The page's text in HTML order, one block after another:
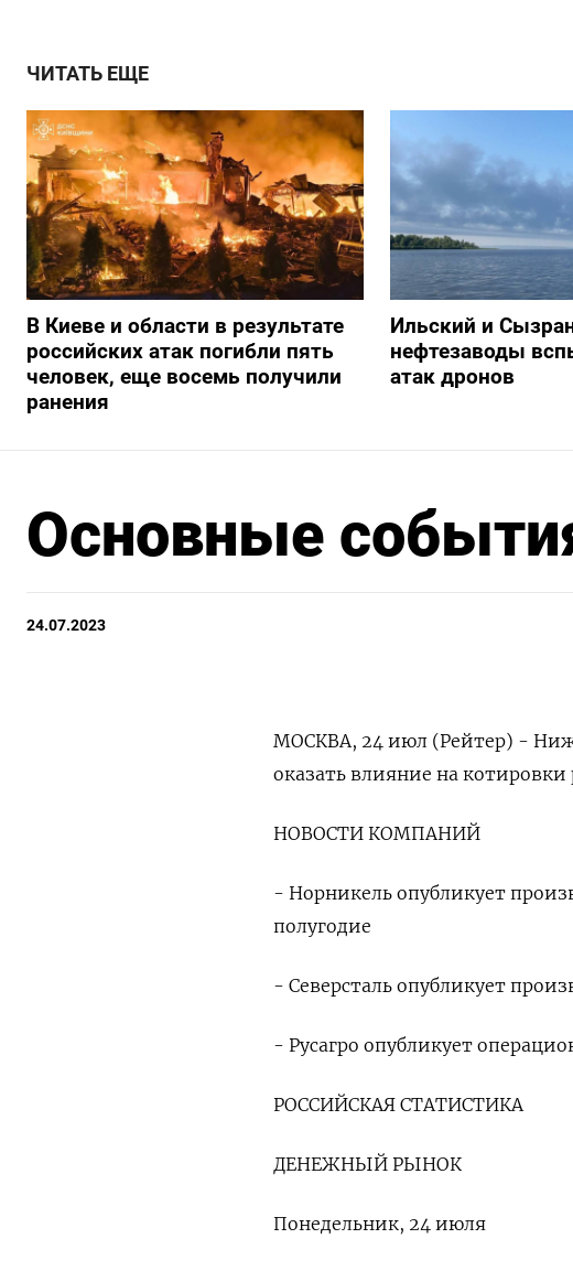
ЧИТАТЬ ЕЩЕ
В Киеве и области в результате
российских атак погибли пять
человек, еще восемь получили
ранения
Ильский и
нефтезаводы
атак дронов
Основные
24.07.2023
МОСКВА, 24 июл (Рейтер) -
оказать влияние на
НОВОСТИ КОМПАНИЙ
- Норникель опубликует
полугодие
- Северсталь опубликует
- Русагро опубликует
РОССИЙСКАЯ СТАТИСТИКА
ДЕНЕЖНЫЙ РЫНОК
Понедельник, 24 июля